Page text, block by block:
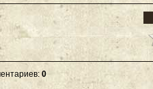
: 0